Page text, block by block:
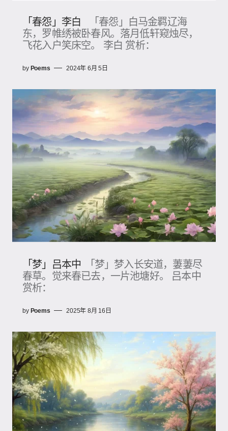
「春怨」李白
「春怨」白马金羁辽海
东，罗帷绣被卧春风。落月低轩窥烛尽，
飞花入户笑床空。 李白 赏析：
by Poems 2024年 6月 5日
「梦」吕本中
「梦」梦入长安道，萋萋尽
春草。觉来春已去，一片池塘好。 吕本中
赏析：
by Poems 2025年 8月 16日